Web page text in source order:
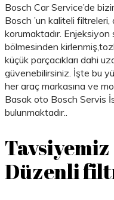
Bosch Car Service’de
Bosch ’un kaliteli filtreleri,
korumaktadır.
bölmesinden
küçük parçacıkları dahi
güvenebilirsiniz. İşte bu
her araç markasına ve
Basak oto Bosch Servis
bulunmaktadır..
Düzenli